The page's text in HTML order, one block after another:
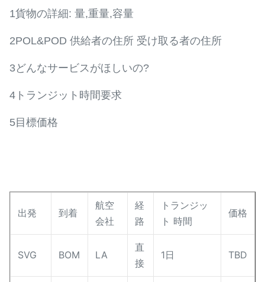
1貨物の詳細: 量,重量,容量
2POL&POD 供給者の住所 受け取る者の住所
3どんなサービスがほしいの?
4トランジット時間要求
5目標価格
出発 到着
航空
会社
経
路
トランジッ
ト 時間
価格
SVG BOM LA
直
接
1日 TBD